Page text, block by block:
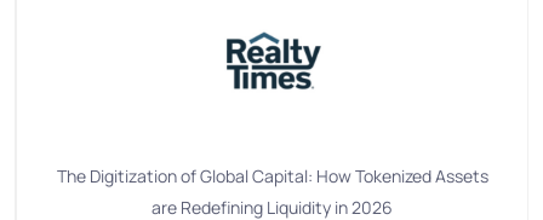
The Digitization of Global Capital: How Tokenized Assets
are Redefining Liquidity in 2026